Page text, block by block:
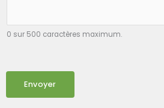
0 sur 500 caractères maximum.
Envoyer